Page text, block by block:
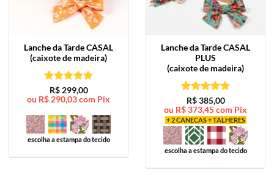
Lanche da TardeCASAL
(caixote de madeira)
Avaliação5
de 5
R$299,00
ou R$ 290,03com Pix
escolha a estampa do tecido
Lanche da TardeCASAL
PLUS
(caixote de madeira)
Avaliação5
de 5
R$385,00
ou R$373,45com Pix
+ 2 CANECAS + TALHERES
escolha a estampa do tecido